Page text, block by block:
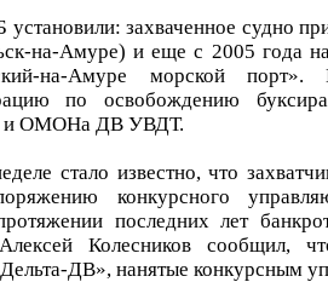
захваченное судно
на-Амуре) и еще с 2005 года
на-Амуре морской порт».
по освобождению
и ОМОНа ДВ УВДТ.
стало известно, что
конкурсного
последних лет
Колесников сообщил,
ДВ», нанятые конкурсным